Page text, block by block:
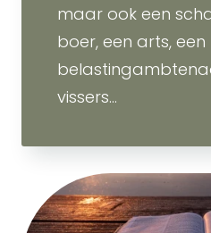
maar ook een
boer, een arts, een
vissers...